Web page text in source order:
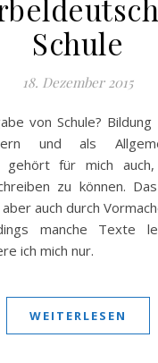
Schule
18. Dezember 2015
und als
gehört für mich
zu können.
auch durch
manche Texte
ich mich nur.
WEITERLESEN